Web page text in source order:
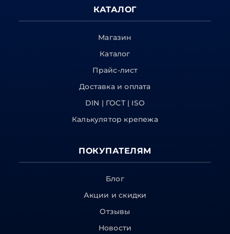
КАТАЛОГ
Магазин
Каталог
Прайс-лист
Доставка и оплата
DIN | ГОСТ | ISO
Калькулятор крепежа
ПОКУПАТЕЛЯМ
Блог
Акции и скидки
Отзывы
Новости